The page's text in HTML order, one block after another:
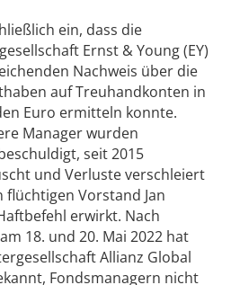
ein, dass die
Ernst & Young (EY)
Nachweis über die
auf Treuhandkonten in
Euro ermitteln konnte.
Manager wurden
seit 2015
und Verluste verschleiert
flüchtigen Vorstand Jan
erwirkt. Nach
18. und 20. Mai 2022 hat
Allianz Global
Fondsmanagern nicht